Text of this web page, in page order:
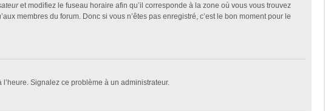
et modifiez le fuseau horaire afin qu’il corresponde à la zone où vous vous trouvez
membres du forum. Donc si vous n’êtes pas enregistré, c’est le bon moment pour le
Signalez ce problème à un administrateur.